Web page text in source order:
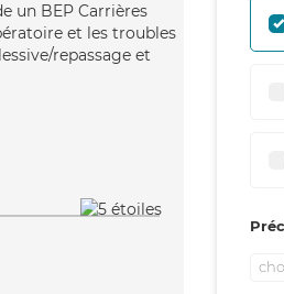
un BEP Carrières
et les troubles
repassage et